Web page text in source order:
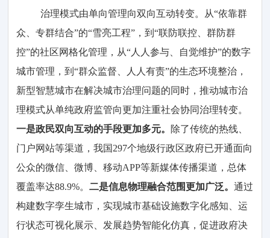
治理模式由单向管理向双向互动转变。从“依靠群
众、专群结合”的“雪亮工程”，到“联防联控、群防群
控”的社区网格化管理，从“人人参与、自觉维护”的数字
城市管理，到“群众监督、人人有责”的生态环境整治，
新型智慧城市在解决城市治理问题的同时，推动城市治
理模式从单纯政府监管向更加注重社会协同治理转变。
一是政民双向互动的手段更加多元。
除了传统的热线、
门户网站等渠道，我国297个地级行政区政府已开通面向
公众的微信、微博、移动APP等新媒体传播渠道，总体
覆盖率达88.9%。二是信息物理融合范围更加广泛。通过
构建数字孪生城市，实现城市基础设施数字化感知、运
行状态可视化展示、发展趋势智能化仿真，促进政府决